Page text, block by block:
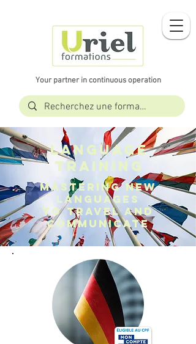
Your partner in continuous operation
LANGUAGE
TRAINING
Mastering new
languages
to travel and
communicate